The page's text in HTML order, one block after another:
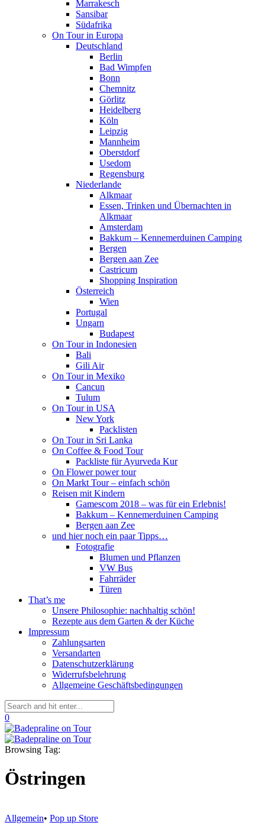
Marrakesch
Sansibar
Südafrika
On Tour in Europa
Deutschland
Berlin
Bad Wimpfen
Bonn
Chemnitz
Görlitz
Heidelberg
Köln
Leipzig
Mannheim
Oberstdorf
Usedom
Regensburg
Niederlande
Alkmaar
Essen, Trinken und Übernachten in
Alkmaar
Amsterdam
Bakkum – Kennemerduinen Camping
Bergen
Bergen aan Zee
Castricum
Shopping Inspiration
Österreich
Wien
Portugal
Ungarn
Budapest
On Tour in Indonesien
Bali
Gili Air
On Tour in Mexiko
Cancun
Tulum
On Tour in USA
New York
Packlisten
On Tour in Sri Lanka
On Coffee & Food Tour
Packliste für Ayurveda Kur
On Flower power tour
On Markt Tour – einfach schön
Reisen mit Kindern
Gamescom 2018 – was für ein Erlebnis!
Bakkum – Kennemerduinen Camping
Bergen aan Zee
und hier noch ein paar Tipps…
Fotografie
Blumen und Pflanzen
VW Bus
Fahrräder
Türen
That’s me
Unsere Philosophie: nachhaltig schön!
Rezepte aus dem Garten & der Küche
Impressum
Zahlungsarten
Versandarten
Datenschutzerklärung
Widerrufsbelehrung
Allgemeine Geschäftsbedingungen
0
Browsing Tag:
Östringen
Allgemein• Pop up Store